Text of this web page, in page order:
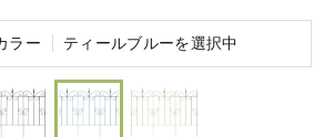
ラー ティールブルーを選択中